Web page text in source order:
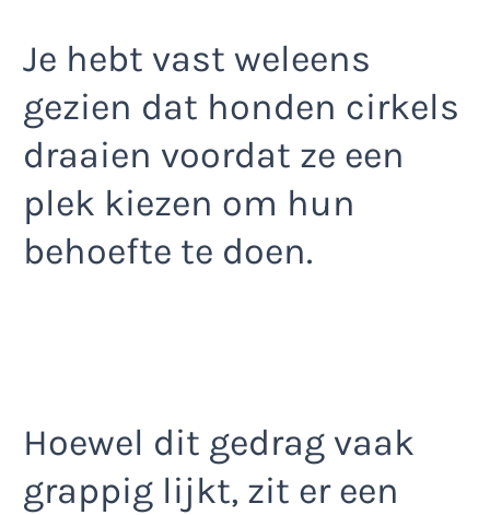
Je hebt vast weleens
gezien dat honden cirkels
draaien voordat ze een
plek kiezen om hun
behoefte te doen.
Hoewel dit gedrag vaak
grappig lijkt, zit er een